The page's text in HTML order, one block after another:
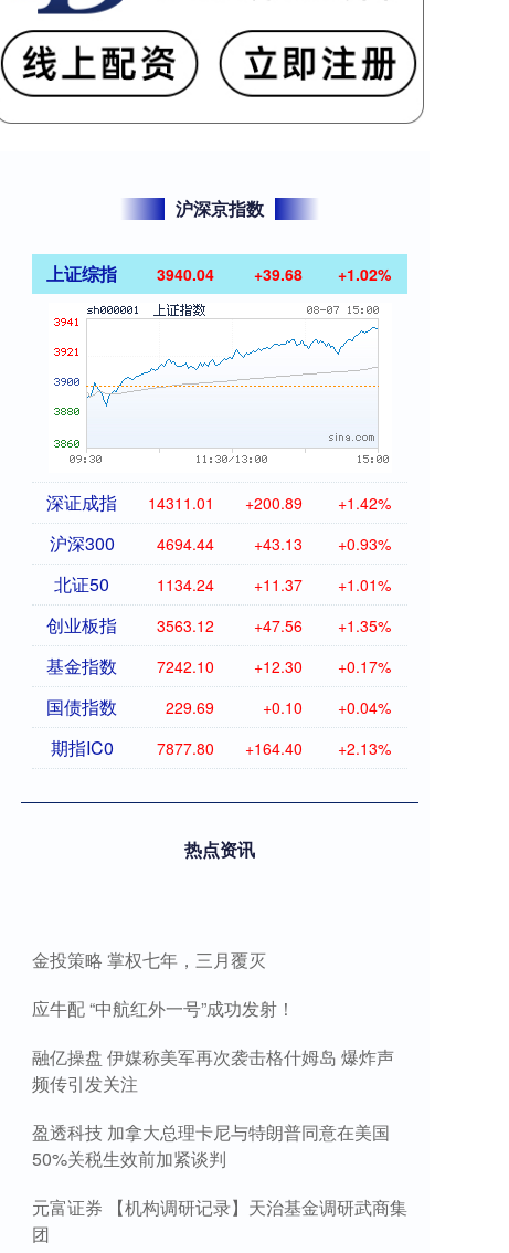
沪深京指数
上证综指 3940.04 +39.68 +1.02%
深证成指 14311.01 +200.89 +1.42%
沪深300 4694.44 +43.13 +0.93%
北证50 1134.24 +11.37 +1.01%
创业板指 3563.12 +47.56 +1.35%
基金指数 7242.10 +12.30 +0.17%
国债指数 229.69 +0.10 +0.04%
期指IC0 7877.80 +164.40 +2.13%
热点资讯
金投策略 掌权七年，三月覆灭
应牛配 “中航红外一号”成功发射！
融亿操盘 伊媒称美军再次袭击格什姆岛 爆炸声
频传引发关注
盈透科技 加拿大总理卡尼与特朗普同意在美国
50%关税生效前加紧谈判
元富证券 【机构调研记录】天治基金调研武商集
团